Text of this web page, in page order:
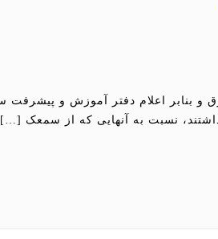
نسبت به آنهایی که از سمعک […]